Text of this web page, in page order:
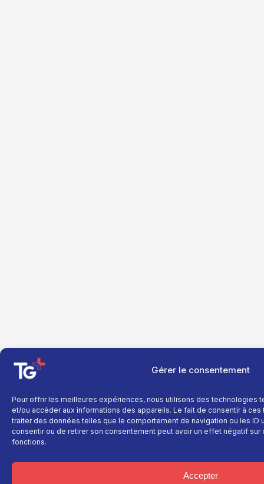
Gérer le consentement
Pour offrir les meilleures expériences, nous utilisons des technologies
et/ou accéder aux informations des appareils. Le fait de consentir à
traiter des données telles que le comportement de navigation ou les ID
consentir ou de retirer son consentement peut avoir un effet négatif
fonctions.
Accepter